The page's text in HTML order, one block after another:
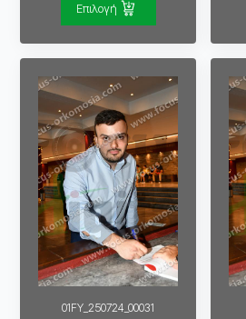
Επιλογή
01FY_250724_00031